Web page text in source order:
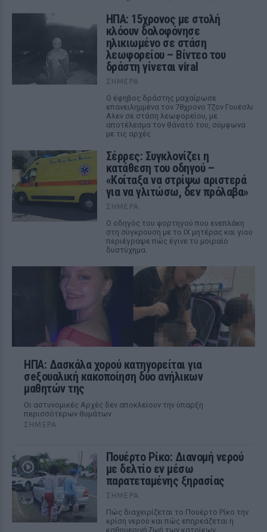
ΗΠΑ: 15χρονος με στολή
κλόουν δολοφόνησε
ηλικιωμένο σε στάση
λεωφορείου – Βίντεο του
δράστη γίνεται viral
ΣΉΜΕΡΑ
Ο έφηβος δράστης μαχαίρωσε
επανειλημμένα τον 78χρονο Τζον Γουέσλι
Αλεν σε στάση λεωφορείου, με
αποτέλεσμα τον θάνατό του, σύμφωνα
με τις αρχές
Σέρρες: Συγκλονίζει η
κατάθεση του οδηγού –
«Κοίταξα να στρίψω αριστερά
για να γλιτώσω, δεν πρόλαβα»
ΣΉΜΕΡΑ
Ο οδηγός του φορτηγού που ενεπλάκη
στη σύγκρουση με το ΙΧ μητέρας και γιου
περιέγραψε πώς έγινε το μοιραίο
δυστύχημα.
ΗΠΑ: Δασκάλα χορού κατηγορείται για
σeξουαλική κακοποίηση δύο ανήλικων
μαθητών της
Οι αστυνομικές Αρχές δεν αποκλείουν την ύπαρξη
περισσότερων θυμάτων
ΣΉΜΕΡΑ
Πουέρτο Ρίκο: Διανομή νερού
με δελτίο εν μέσω
παρατεταμένης ξηρασίας
ΣΉΜΕΡΑ
Πώς διαχειρίζεται το Πουέρτο Ρίκο την
κρίση νερού και πώς επηρεάζεται η
καθημερινή ζωή των κατοίκων